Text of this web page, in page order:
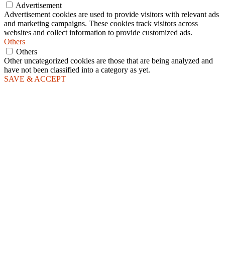
Advertisement
Advertisement cookies are used to provide visitors with relevant ads
and marketing campaigns. These cookies track visitors across
websites and collect information to provide customized ads.
Others
Others
Other uncategorized cookies are those that are being analyzed and
have not been classified into a category as yet.
SAVE & ACCEPT